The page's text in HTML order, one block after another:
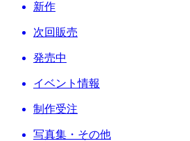
新作
次回販売
発売中
イベント情報
制作受注
写真集・その他